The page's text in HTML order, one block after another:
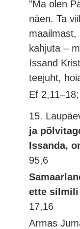
"Ma olen
näen. Ta
maailmast,
kahjuta –
Issand
teejuht,
Ef
15.
ja
Issanda,
95,6
ette silmili
17,16
Armas